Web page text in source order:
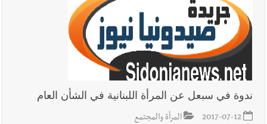
ندوة في سبعل عن المرأة اللبنانية في الشأن العام
2017-07-12 المرأة والمجتمع